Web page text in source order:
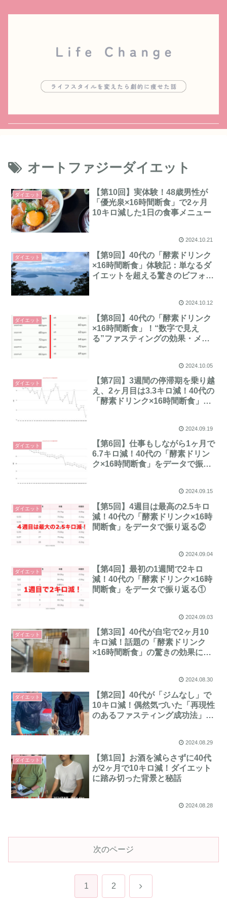
オートファジーダイエット
ダイエット
【第10回】実体験！48歳男性が
「優光泉×16時間断食」で2ヶ月
10キロ減した1日の食事メニュー
2024.10.21
ダイエット
【第9回】40代の「酵素ドリンク
×16時間断食」体験記：単なるダ
イエットを超える驚きのビフォー
2024.10.12
ダイエット
【第8回】40代の「酵素ドリンク
×16時間断食」！“数字で見え
る”ファスティングの効果・メリ
2024.10.05
ダイエット
【第7回】3週間の停滞期を乗り越
え、2ヶ月目は3.3キロ減！40代の
「酵素ドリンク×16時間断食」を
2024.09.19
ダイエット
【第6回】仕事もしながら1ヶ月で
6.7キロ減！40代の「酵素ドリン
ク×16時間断食」をデータで振り
2024.09.15
ダイエット
【第5回】4週目は最高の2.5キロ
減！40代の「酵素ドリンク×16時
間断食」をデータで振り返る②
2024.09.04
ダイエット
【第4回】最初の1週間で2キロ
減！40代の「酵素ドリンク×16時
間断食」をデータで振り返る①
2024.09.03
ダイエット
【第3回】40代が自宅で2ヶ月10
キロ減！話題の「酵素ドリンク
×16時間断食」の驚きの効果に迫
2024.08.30
ダイエット
【第2回】40代が「ジムなし」で
10キロ減！偶然気づいた「再現性
のあるファスティング成功法」と
2024.08.29
ダイエット
【第1回】お酒を減らさずに40代
が2ヶ月で10キロ減！ダイエット
に踏み切った背景と秘話
2024.08.28
次のページ
1 2 次